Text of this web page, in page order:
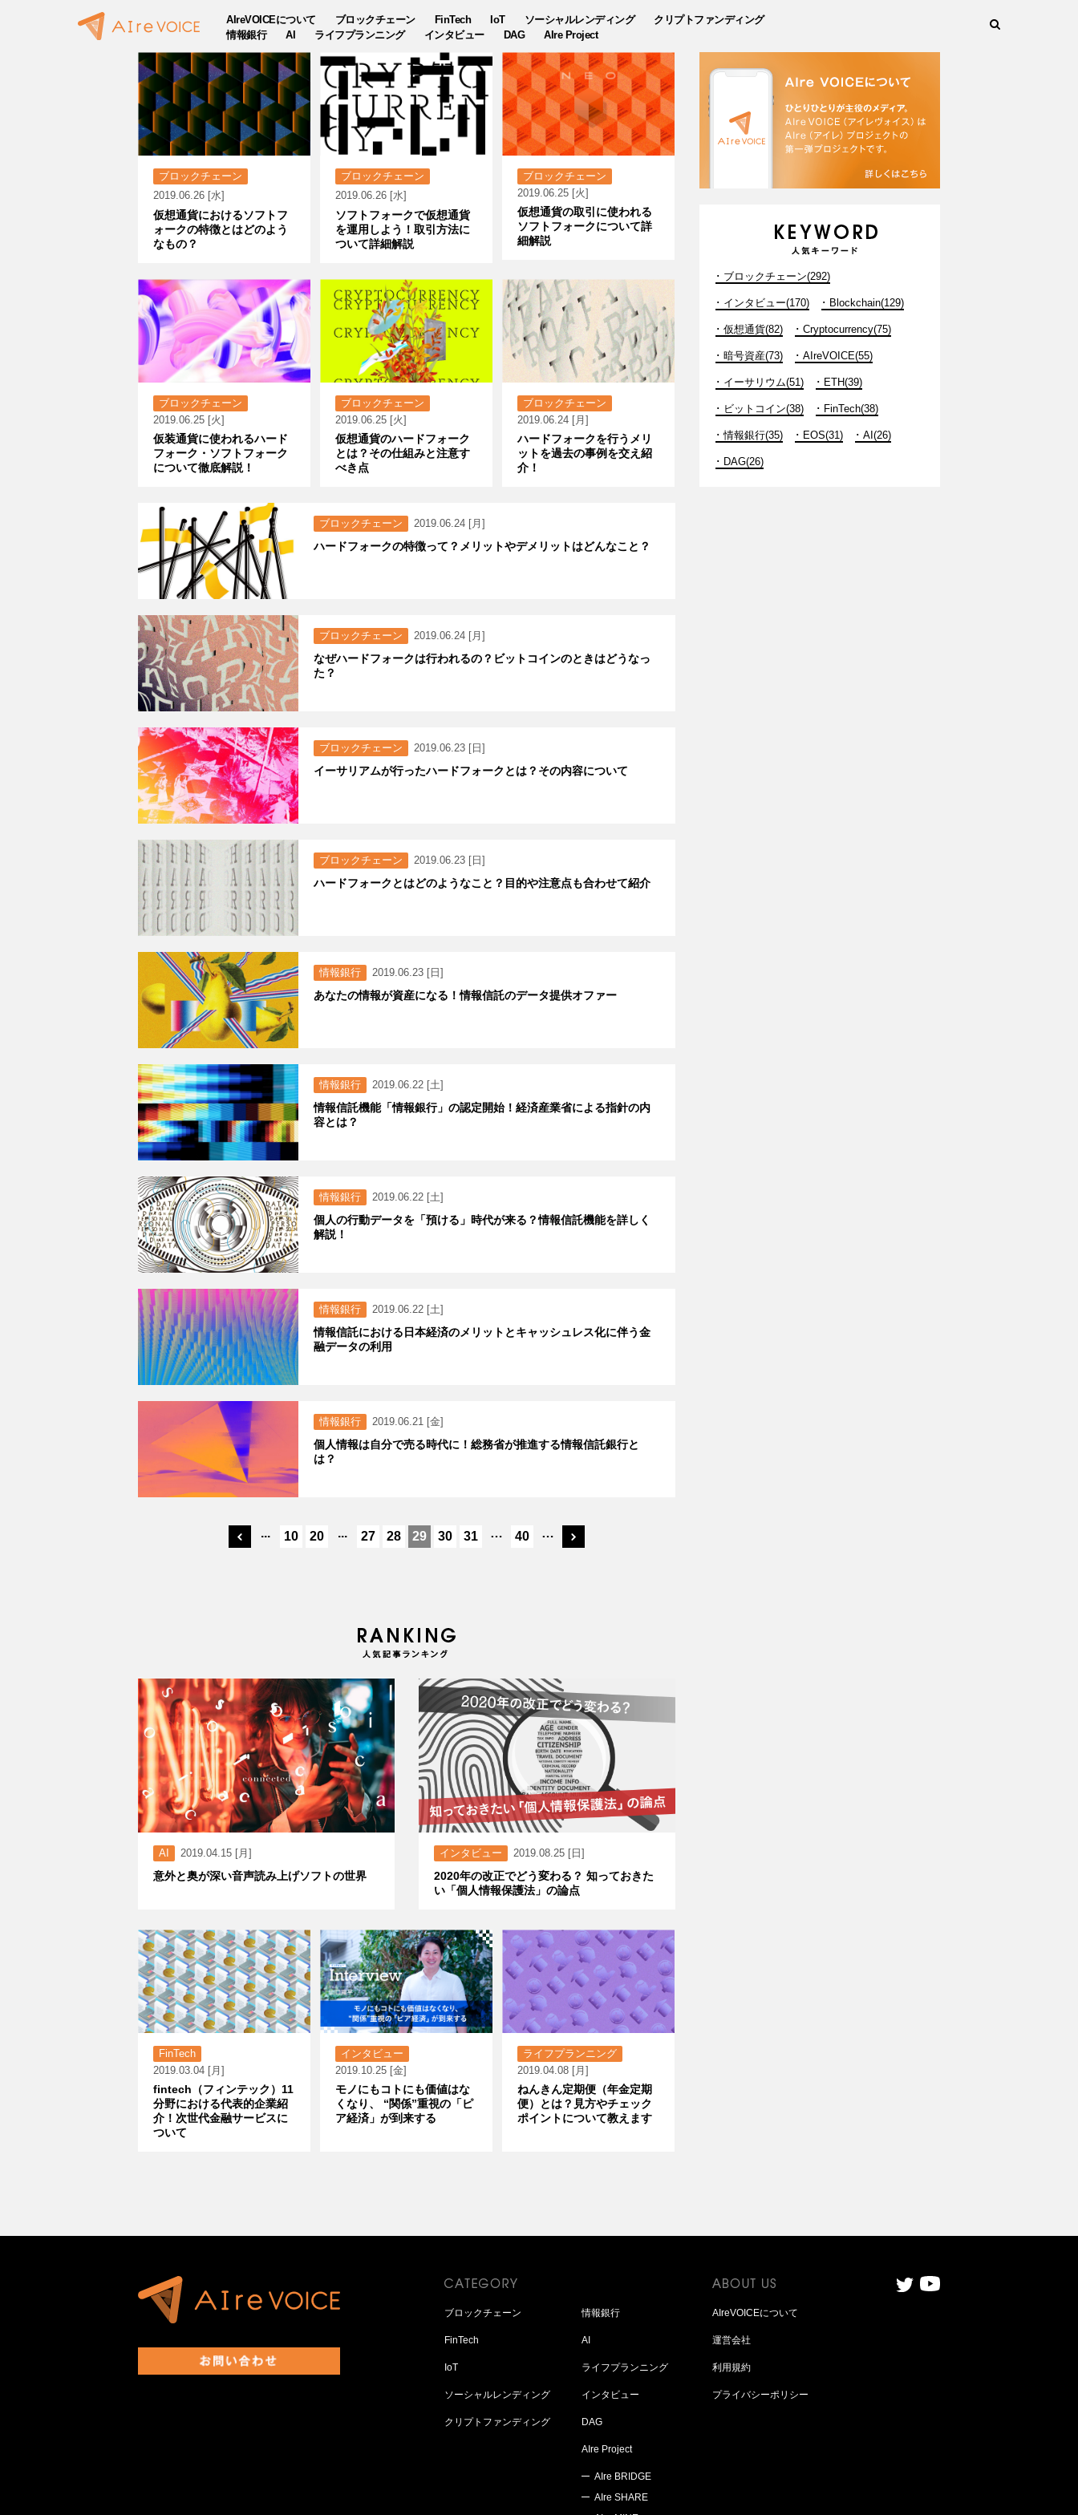
AIreVOICEについて ブロックチェーン FinTech IoT ソーシャルレンディング
クリプトファンディング
情報銀行
AI ライフプランニング インタビュー DAG AIre Project
ブロックチェーン
2019.06.26 [水]
仮想通貨におけるソフトフ
ォークの特徴とはどのよう
なもの？
ブロックチェーン
2019.06.26 [水]
ソフトフォークで仮想通貨
を運用しよう！取引方法に
ついて詳細解説
ブロックチェーン
2019.06.25 [火]
仮想通貨の取引に使われる
ソフトフォークについて詳
細解説
ブロックチェーン
2019.06.25 [火]
仮装通貨に使われるハード
フォーク・ソフトフォーク
について徹底解説！
ブロックチェーン
2019.06.25 [火]
仮想通貨のハードフォーク
とは？その仕組みと注意す
べき点
ブロックチェーン
2019.06.24 [月]
ハードフォークを行うメリ
ットを過去の事例を交え紹
介！
ブロックチェーン 2019.06.24 [月]
ハードフォークの特徴って？メリットやデメリットはどんなこと？
ブロックチェーン 2019.06.24 [月]
なぜハードフォークは行われるの？ビットコインのときはどうなっ
た？
ブロックチェーン 2019.06.23 [日]
イーサリアムが行ったハードフォークとは？その内容について
ブロックチェーン 2019.06.23 [日]
ハードフォークとはどのようなこと？目的や注意点も合わせて紹介
情報銀行 2019.06.23 [日]
あなたの情報が資産になる！情報信託のデータ提供オファー
情報銀行 2019.06.22 [土]
情報信託機能「情報銀行」の認定開始！経済産業省による指針の内
容とは？
情報銀行 2019.06.22 [土]
個人の行動データを「預ける」時代が来る？情報信託機能を詳しく
解説！
情報銀行 2019.06.22 [土]
情報信託における日本経済のメリットとキャッシュレス化に伴う金
融データの利用
情報銀行 2019.06.21 [金]
個人情報は自分で売る時代に！総務省が推進する情報信託銀行と
は？
... 10 20 ... 27 28 29 30 31 … 40 …
AI 2019.04.15 [月]
意外と奥が深い音声読み上げソフトの世界
インタビュー 2019.08.25 [日]
2020年の改正でどう変わる？ 知っておきた
い「個人情報保護法」の論点
FinTech
2019.03.04 [月]
fintech（フィンテック）11
分野における代表的企業紹
介！次世代金融サービスに
ついて
インタビュー
2019.10.25 [金]
モノにもコトにも価値はな
くなり、 “関係”重視の「ピ
ア経済」が到来する
ライフプランニング
2019.04.08 [月]
ねんきん定期便（年金定期
便）とは？見方やチェック
ポイントについて教えます
ブロックチェーン(292)
インタビュー(170) Blockchain(129)
仮想通貨(82) Cryptocurrency(75)
暗号資産(73) AIreVOICE(55)
イーサリウム(51) ETH(39)
ビットコイン(38) FinTech(38)
情報銀行(35) EOS(31) AI(26)
DAG(26)
ブロックチェーン
FinTech
IoT
ソーシャルレンディング
クリプトファンディング
情報銀行
AI
ライフプランニング
インタビュー
DAG
AIre Project
AIre BRIDGE
AIre SHARE
AIreVOICEについて
運営会社
利用規約
プライバシーポリシー